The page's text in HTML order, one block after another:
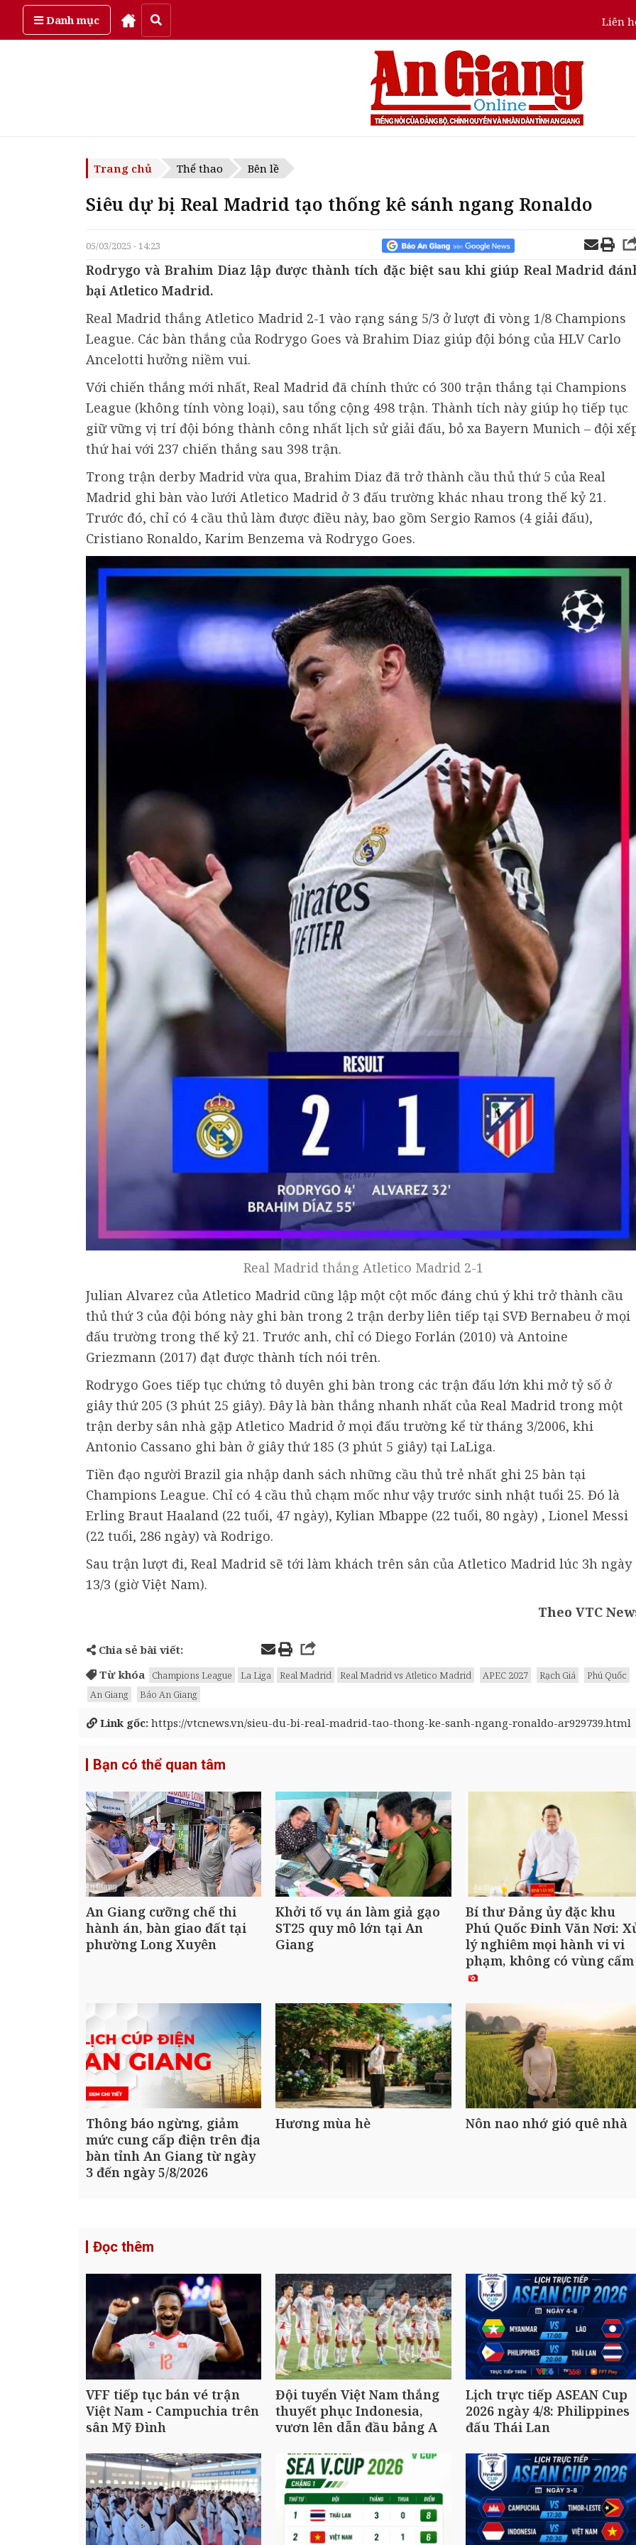
Danh mục Liên
Thứ năm, ngày 6/08/2026
Trang chủ Thể thao Bên lề
Siêu dự bị Real Madrid tạo thống kê sánh ngang Ronaldo
05/03/2025 - 14:23
Rodrygo và Brahim Diaz lập được thành tích đặc biệt sau khi giúp Real Madrid
bại Atletico Madrid.
Real Madrid thắng Atletico Madrid 2-1 vào rạng sáng 5/3 ở lượt đi vòng 1/8 Champions
League. Các bàn thắng của Rodrygo Goes và Brahim Diaz giúp đội bóng của HLV Carlo
Ancelotti hưởng niềm vui.
Với chiến thắng mới nhất, Real Madrid đã chính thức có 300 trận thắng tại Champions
League (không tính vòng loại), sau tổng cộng 498 trận. Thành tích này giúp họ tiếp tục
giữ vững vị trí đội bóng thành công nhất lịch sử giải đấu, bỏ xa Bayern Munich – đội
thứ hai với 237 chiến thắng sau 398 trận.
Trong trận derby Madrid vừa qua, Brahim Diaz đã trở thành cầu thủ thứ 5 của Real
Madrid ghi bàn vào lưới Atletico Madrid ở 3 đấu trường khác nhau trong thế kỷ 21.
Trước đó, chỉ có 4 cầu thủ làm được điều này, bao gồm Sergio Ramos (4 giải đấu),
Cristiano Ronaldo, Karim Benzema và Rodrygo Goes.
Real Madrid thắng Atletico Madrid 2-1
Julian Alvarez của Atletico Madrid cũng lập một cột mốc đáng chú ý khi trở thành cầu
thủ thứ 3 của đội bóng này ghi bàn trong 2 trận derby liên tiếp tại SVĐ Bernabeu ở mọi
đấu trường trong thế kỷ 21. Trước anh, chỉ có Diego Forlán (2010) và Antoine
Griezmann (2017) đạt được thành tích nói trên.
Rodrygo Goes tiếp tục chứng tỏ duyên ghi bàn trong các trận đấu lớn khi mở tỷ số ở
giây thứ 205 (3 phút 25 giây). Đây là bàn thắng nhanh nhất của Real Madrid trong một
trận derby sân nhà gặp Atletico Madrid ở mọi đấu trường kể từ tháng 3/2006, khi
Antonio Cassano ghi bàn ở giây thứ 185 (3 phút 5 giây) tại LaLiga.
Tiền đạo người Brazil gia nhập danh sách những cầu thủ trẻ nhất ghi 25 bàn tại
Champions League. Chỉ có 4 cầu thủ chạm mốc như vậy trước sinh nhật tuổi 25. Đó là
Erling Braut Haaland (22 tuổi, 47 ngày), Kylian Mbappe (22 tuổi, 80 ngày) , Lionel Messi
(22 tuổi, 286 ngày) và Rodrigo.
Sau trận lượt đi, Real Madrid sẽ tới làm khách trên sân của Atletico Madrid lúc 3h ngày
13/3 (giờ Việt Nam).
Theo VTC
Chia sẻ bài viết:
Từ khóa
Champions League La Liga Real Madrid Real Madrid vs Atletico Madrid APEC 2027 Rạch Giá
Phú Quốc
An Giang
Báo An Giang
Link gốc: https://vtcnews.vn/sieu-du-bi-real-madrid-tao-thong-ke-sanh-ngang-ronaldo-ar929739.html
Bạn có thể quan tâm
An Giang cưỡng chế thi
hành án, bàn giao đất tại
phường Long Xuyên
Khởi tố vụ án làm giả gạo
ST25 quy mô lớn tại An
Giang
Bí thư Đảng ủy đặc khu
Phú Quốc Đinh Văn Nơi:
lý nghiêm mọi hành vi vi
phạm, không có vùng
Thông báo ngừng, giảm
mức cung cấp điện trên địa
bàn tỉnh An Giang từ ngày
3 đến ngày 5/8/2026
Hương mùa hè Nôn nao nhớ gió quê nhà
Đọc thêm
VFF tiếp tục bán vé trận
Việt Nam - Campuchia trên
sân Mỹ Đình
Đội tuyển Việt Nam thắng
thuyết phục Indonesia,
vươn lên dẫn đầu bảng A
Lịch trực tiếp ASEAN Cup
2026 ngày 4/8: Philippines
đấu Thái Lan